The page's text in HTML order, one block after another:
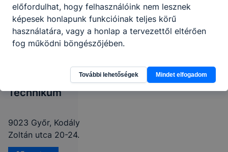
Győri SZC
Technikum
9023 Győr, Kodály
Zoltán utca 20-24.
előfordulhat, hogy felhasználóink nem lesznek
képesek honlapunk funkcióinak teljes körű
használatára, vagy a honlap a tervezettől eltérően
fog működni böngészőjében.
További lehetőségek Mindet elfogadom